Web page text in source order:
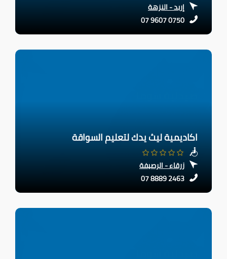
إربد - النزهة
07 9607 0750
اكاديمية ليث يدك لتعليم السواقة
زرقاء - الرصيفة
07 8889 2463